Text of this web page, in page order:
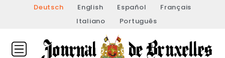
Deutsch English Español
Français
Italiano
Português